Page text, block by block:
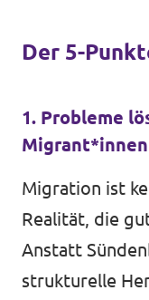
Der 5-
1. Probleme
Migration ist
Realität, die
Anstatt
strukturelle